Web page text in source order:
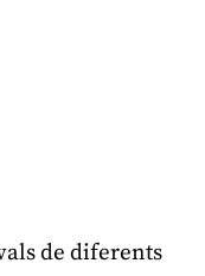
de diferents